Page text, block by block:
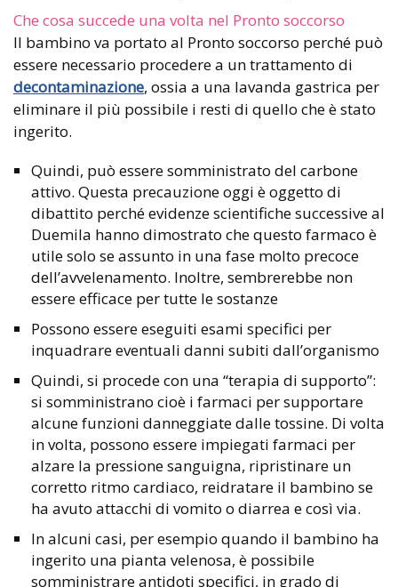
Che cosa succede una volta nel Pronto soccorso
Il bambino va portato al Pronto soccorso perché può
essere necessario procedere a un trattamento di
decontaminazione, ossia a una lavanda gastrica per
eliminare il più possibile i resti di quello che è stato
ingerito.
Quindi, può essere somministrato del carbone
attivo. Questa precauzione oggi è oggetto di
dibattito perché evidenze scientifiche successive al
Duemila hanno dimostrato che questo farmaco è
utile solo se assunto in una fase molto precoce
dell’avvelenamento. Inoltre, sembrerebbe non
essere efficace per tutte le sostanze
Possono essere eseguiti esami specifici per
inquadrare eventuali danni subiti dall’organismo
Quindi, si procede con una “terapia di supporto”:
si somministrano cioè i farmaci per supportare
alcune funzioni danneggiate dalle tossine. Di volta
in volta, possono essere impiegati farmaci per
alzare la pressione sanguigna, ripristinare un
corretto ritmo cardiaco, reidratare il bambino se
ha avuto attacchi di vomito o diarrea e così via.
In alcuni casi, per esempio quando il bambino ha
ingerito una pianta velenosa, è possibile
somministrare antidoti specifici, in grado di